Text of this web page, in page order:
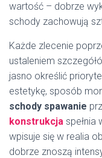
wartość – dobrze
schody zachowują
Każde zlecenie
ustaleniem
jasno określić
estetykę, sposób
schody spawanie
konstrukcja spełnia
wpisuje się w realia
dobrze znoszą